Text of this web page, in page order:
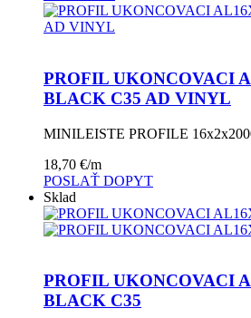
PROFIL UKONCOVACI
BLACK C35 AD VINYL
MINILEISTE PROFILE
18,70 €/m
POSLAŤ DOPYT
Sklad
PROFIL UKONCOVACI
BLACK C35